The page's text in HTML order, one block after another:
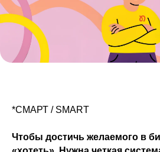
*СМАРТ / SMART
Чтобы достичь желаемого в